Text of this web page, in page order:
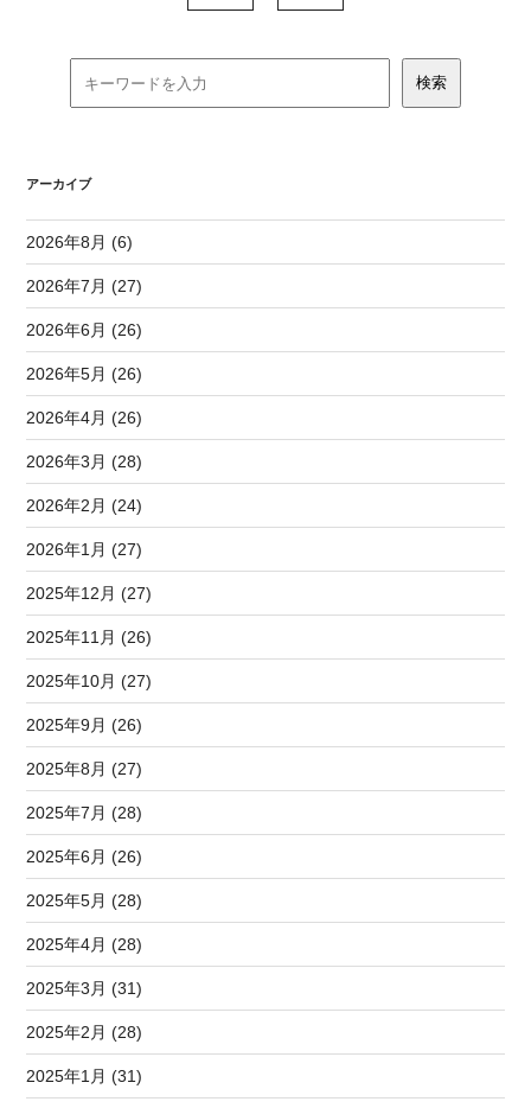
アーカイブ
2026年8月 (6)
2026年7月 (27)
2026年6月 (26)
2026年5月 (26)
2026年4月 (26)
2026年3月 (28)
2026年2月 (24)
2026年1月 (27)
2025年12月 (27)
2025年11月 (26)
2025年10月 (27)
2025年9月 (26)
2025年8月 (27)
2025年7月 (28)
2025年6月 (26)
2025年5月 (28)
2025年4月 (28)
2025年3月 (31)
2025年2月 (28)
2025年1月 (31)